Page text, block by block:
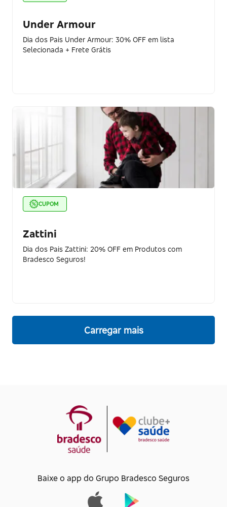
Under Armour
Dia dos Pais Under Armour: 30% OFF em lista
Selecionada + Frete Grátis
CUPOM
Zattini
Dia dos Pais Zattini: 20% OFF em Produtos com
Bradesco Seguros!
Carregar mais
Baixe o app do Grupo Bradesco Seguros